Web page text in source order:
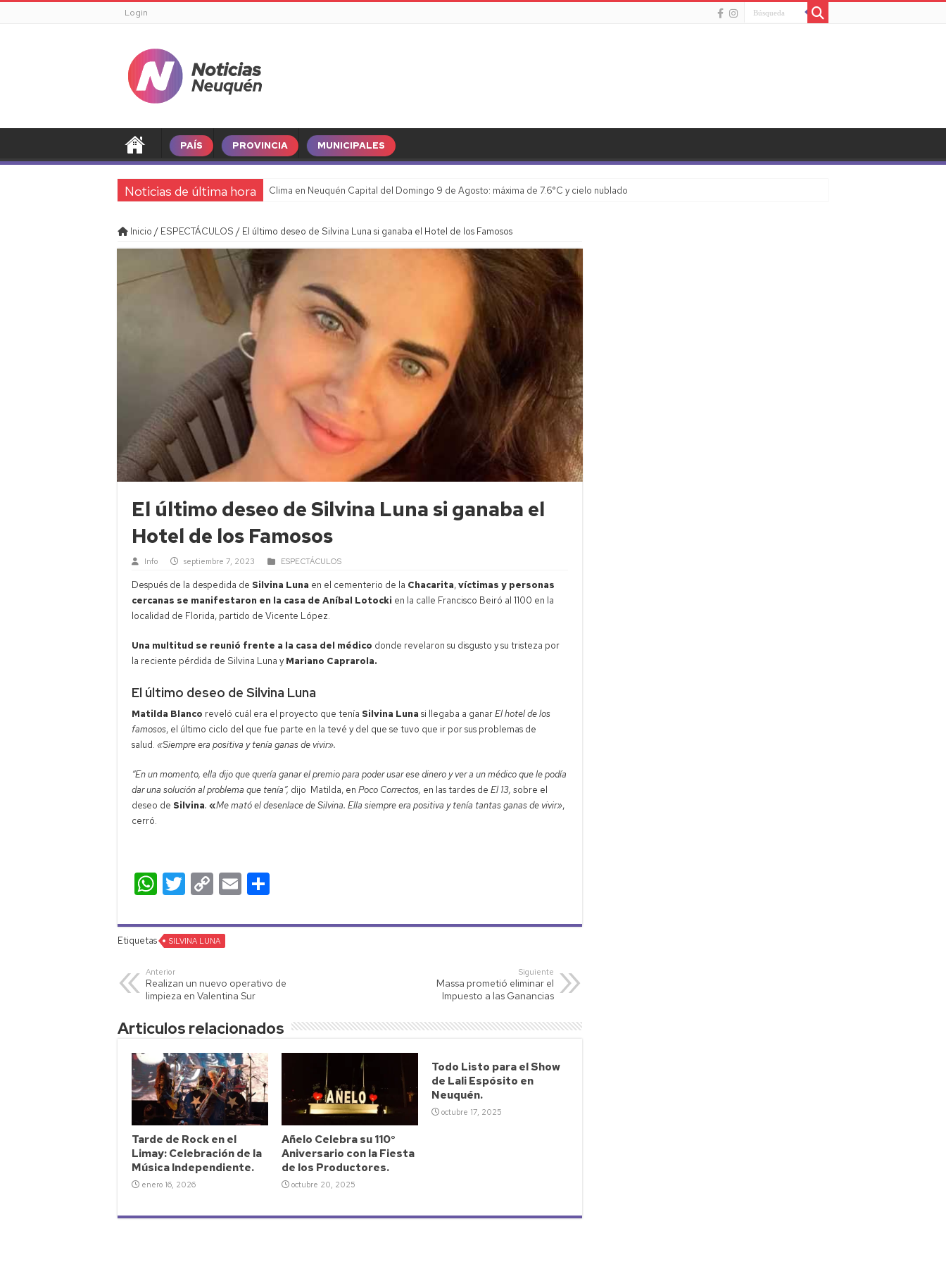
Login
PAÍS PROVINCIA MUNICIPALES
Noticias de última hora Clima en Neuquén Capital del Domingo 9 de Agosto: máxima de 7.6°C y cielo nublado
Inicio / ESPECTÁCULOS / El último deseo de Silvina Luna si ganaba el Hotel de los Famosos
El último deseo de Silvina Luna si ganaba el
Hotel de los Famosos
Info septiembre 7, 2023 ESPECTÁCULOS
Después de la despedida de Silvina Luna en el cementerio de la Chacarita,víctimas y personas
cercanas se manifestaron en la casa de Aníbal Lotocki en la calle Francisco Beiró al 1100 en la
localidad de Florida, partido de Vicente López.
Una multitud se reunió frente a la casa del médico donde revelaron su disgusto y su tristeza por
la reciente pérdida de Silvina Luna y Mariano Caprarola.
El último deseo de Silvina Luna
Matilda Blanco reveló cuál era el proyecto que tenía Silvina Luna si llegaba a ganarEl hotel de los
famosos, el último ciclo del que fue parte en la tevé y del que se tuvo que ir por sus problemas de
salud. «Siempre era positiva y tenía ganas de vivir».
“En un momento, ella dijo que quería ganar el premio para poder usar ese dinero y ver a un médico que le podía
dar una solución al problema que tenía”, dijo Matilda, en Poco Correctos, en las tardes de El 13, sobre el
deseo de Silvina. «Me mató el desenlace de Silvina. Ella siempre era positiva y tenía tantas ganas de vivir»,
cerró.
W
at
s
A
p
p
T
tt
er
C
p
y
Li
nk
E
ail m
ar
tir
Etiquetas SILVINA LUNA
Anterior
Realizan un nuevo operativo de
limpieza en Valentina Sur
Siguiente
Massa prometió eliminar el
Impuesto a las Ganancias
Articulos relacionados
Tarde de Rock en el
Limay: Celebración de la
Música Independiente.
enero 16, 2026
Añelo Celebra su 110°
Aniversario con la Fiesta
de los Productores.
octubre 20, 2025
Todo Listo para el Show
de Lali Espósito en
Neuquén.
octubre 17, 2025